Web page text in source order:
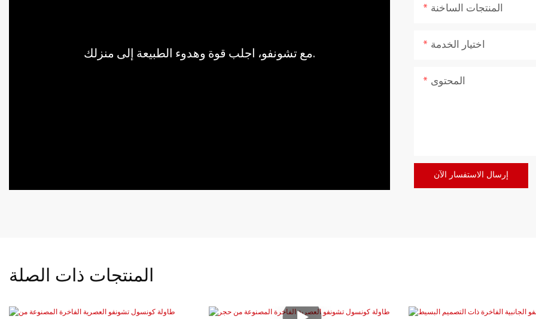
مع تشونفو، اجلب قوة وهدوء الطبيعة إلى منزلك.
المنتجات الساخنة
اختيار الخدمة
المحتوى
إرسال الاستفسار الآن
المنتجات ذات الصلة